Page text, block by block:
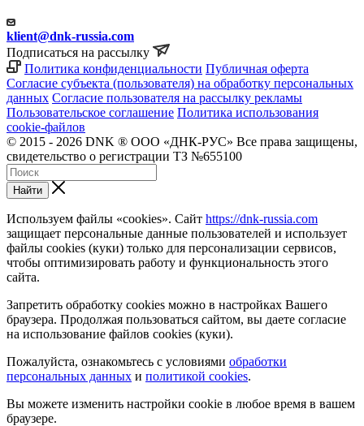
klient@dnk-russia.com
Подписаться на рассылку
Политика конфиденциальности Публичная оферта
Согласие субъекта (пользователя) на обработку персональных
данных Согласие пользователя на рассылку рекламы
Пользовательское соглашение Политика использования
cookie-файлов
© 2015 - 2026 DNK ® ООО «ДНК-РУС» Все права защищены,
свидетельство о регистрации ТЗ №655100
Найти
Используем файлы «cookies». Сайт https://dnk-russia.com
защищает персональные данные пользователей и использует
файлы cookies (куки) только для персонализации сервисов,
чтобы оптимизировать работу и функциональность этого
сайта.
Запретить обработку cookies можно в настройках Вашего
браузера. Продолжая пользоваться сайтом, вы даете согласие
на использование файлов cookies (куки).
Пожалуйста, ознакомьтесь с условиями обработки
персональных данных и политикой cookies.
Вы можете изменить настройки cookie в любое время в вашем
браузере.